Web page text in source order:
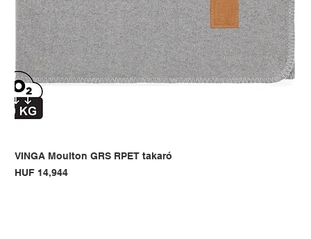
VINGA Moulton GRS RPET takaró
Price
HUF 14,944